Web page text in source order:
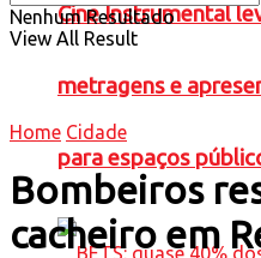
Cine Instrumental
metragens e
para espaços
Nenhum Resultado
View All Result
Home Cidade
Bombeiros
cacheiro em